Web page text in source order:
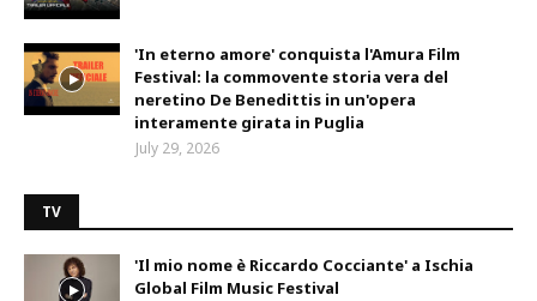
'In eterno amore' conquista l'Amura Film
Festival: la commovente storia vera del
neretino De Benedittis in un'opera
interamente girata in Puglia
July 29, 2026
TV
'Il mio nome è Riccardo Cocciante' a Ischia
Global Film Music Festival